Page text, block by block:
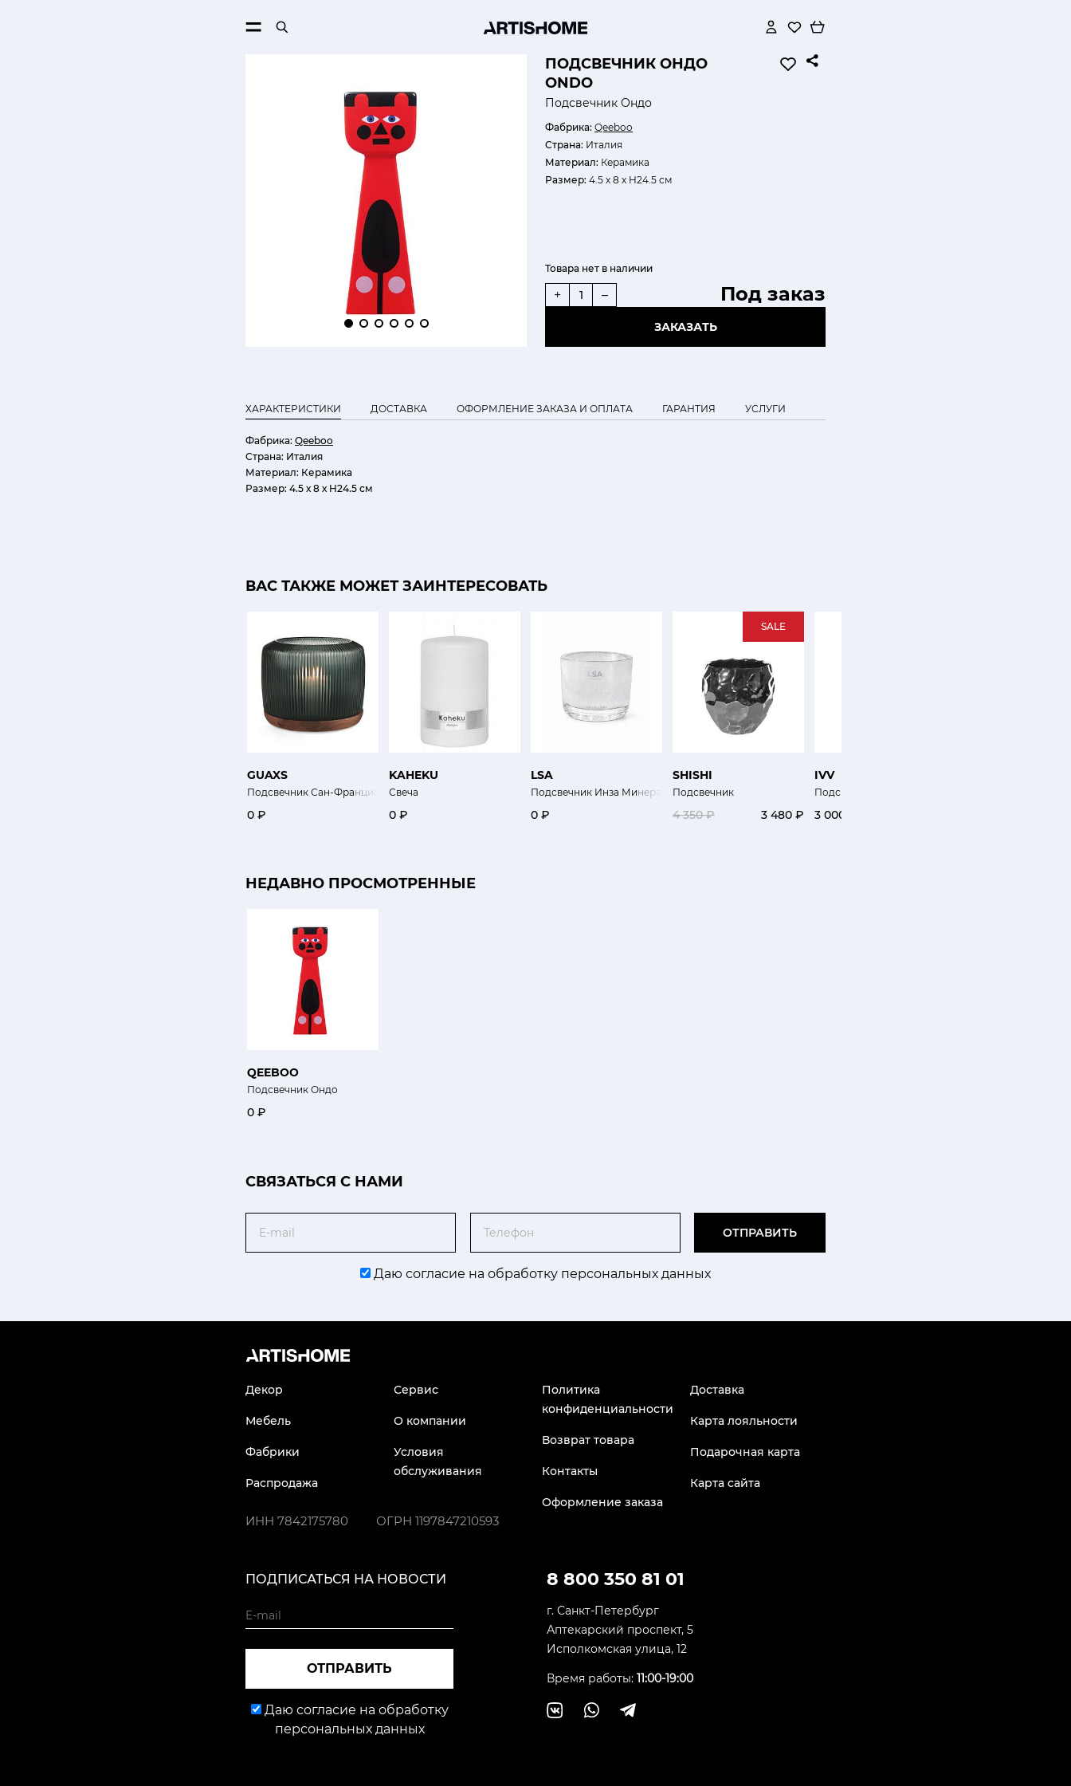
ПОДСВЕЧНИК ОНДО
ONDO
Подсвечник Ондо
Фабрика: Qeeboo
Страна: Италия
Материал: Керамика
Размер: 4.5 х 8 х H24.5 см
Товара нет в наличии
Под заказ
+ –
ЗАКАЗАТЬ
ХАРАКТЕРИСТИКИ ДОСТАВКА ОФОРМЛЕНИЕ ЗАКАЗА И ОПЛАТА ГАРАНТИЯ УСЛУГИ
Фабрика: Qeeboo
Страна: Италия
Материал: Керамика
Размер: 4.5 х 8 х H24.5 см
ВАС ТАКЖЕ МОЖЕТ ЗАИНТЕРЕСОВАТЬ
GUAXS
Подсвечник Сан-Франциско
0 ₽
KAHEKU
Свеча
0 ₽
LSA
Подсвечник Инза Минерал
0 ₽
SALE
SHISHI
Подсвечник
4 350 ₽ 3 480 ₽
IVV
Подсвечник Обман темно-зеленый
3 000 ₽
НЕДАВНО ПРОСМОТРЕННЫЕ
QEEBOO
Подсвечник Ондо
0 ₽
CВЯЗАТЬСЯ С НАМИ
ОТПРАВИТЬ
Даю согласие на обработку персональных данных
Декор
Мебель
Фабрики
Распродажа
Сервис
О компании
Условия
обслуживания
Политика
конфиденциальности
Возврат товара
Контакты
Оформление заказа
Доставка
Карта лояльности
Подарочная карта
Карта сайта
ИНН 7842175780 ОГРН 1197847210593
8 800 350 81 01
г. Санкт-Петербург
Аптекарский проспект, 5
Исполкомская улица, 12
Время работы: 11:00-19:00
ПОДПИСАТЬСЯ НА НОВОСТИ
ОТПРАВИТЬ
Даю согласие на обработку
персональных данных